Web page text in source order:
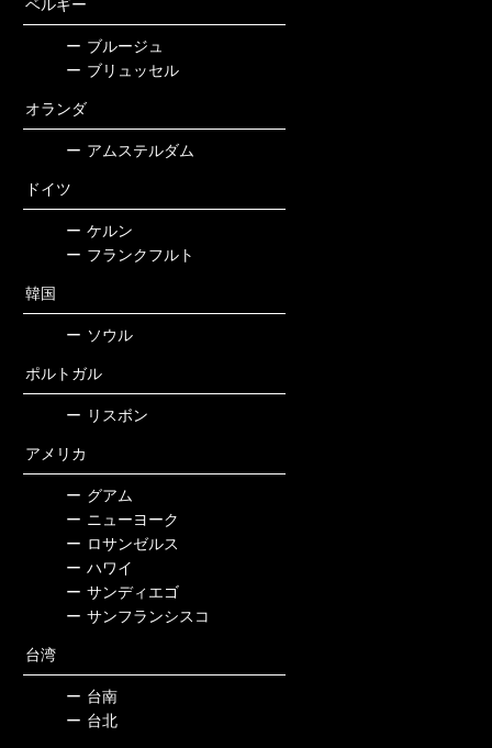
ベルギー
ー ブルージュ
ー ブリュッセル
オランダ
ー アムステルダム
ドイツ
ー ケルン
ー フランクフルト
韓国
ー ソウル
ポルトガル
ー リスボン
アメリカ
ー グアム
ー ニューヨーク
ー ロサンゼルス
ー ハワイ
ー サンディエゴ
ー サンフランシスコ
台湾
ー 台南
ー 台北